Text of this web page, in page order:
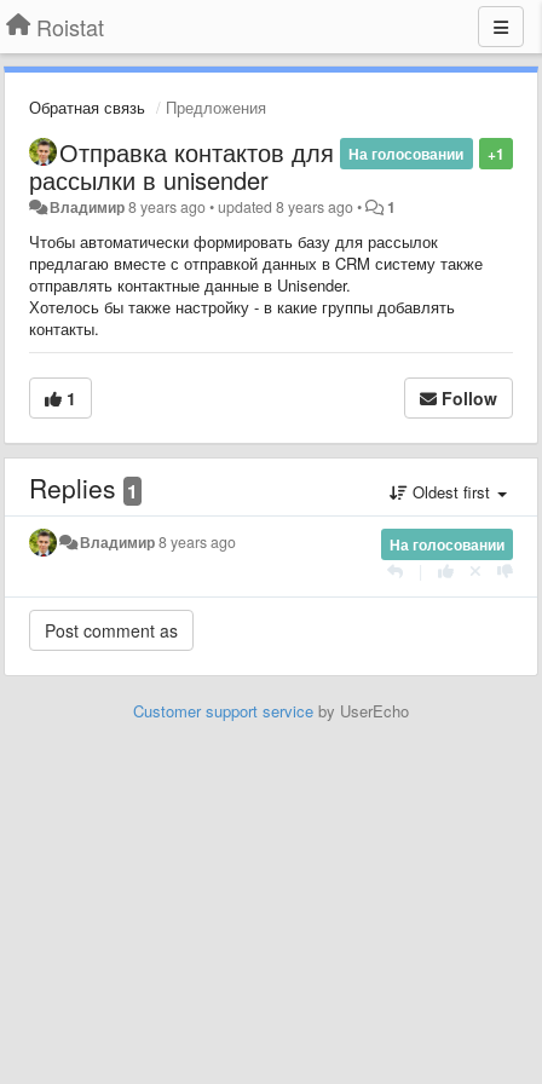
Roistat
Обратная связь Предложения
+1
На голосовании
Отправка контактов для
рассылки в unisender
Владимир8 years ago•updated8 years ago• 1
Чтобы автоматически формировать базу для рассылок
предлагаю вместе с отправкой данных в CRM систему также
отправлять контактные данные в Unisender.
Хотелось бы также настройку - в какие группы добавлять
контакты.
1 Follow
Replies 1 Oldest first
На голосовании
Владимир8 years ago
Customer support service by UserEcho